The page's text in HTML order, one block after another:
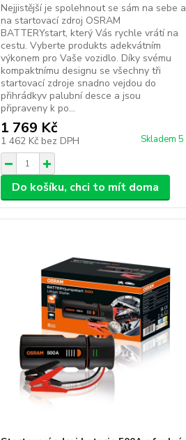
Nejjistější je spolehnout se sám na sebe a
na startovací zdroj OSRAM
BATTERYstart, který Vás rychle vrátí na
cestu. Vyberte produkts adekvátním
výkonem pro Vaše vozidlo. Díky svému
kompaktnímu designu se všechny tři
startovací zdroje snadno vejdou do
přihrádkyv palubní desce a jsou
připraveny k po...
1 769 Kč
1 462 Kč bez DPH Skladem 5
Do košíku, chci to mít doma